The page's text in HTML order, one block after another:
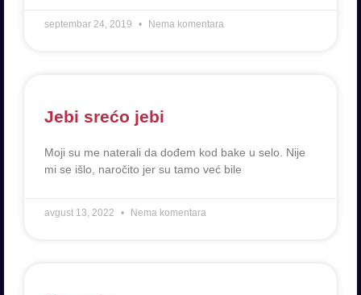
septembar 24, 2019 Nema komentara
Jebi srećo jebi
Moji su me naterali da dođem kod bake u selo. Nije
mi se išlo, naročito jer su tamo već bile
avgust 13, 2022 Nema komentara